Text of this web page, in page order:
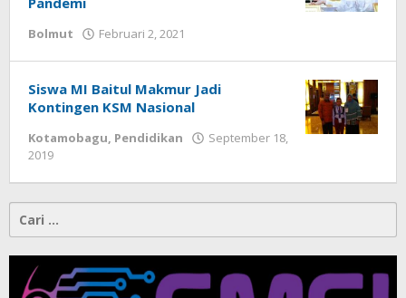
Bolmut Februari 2, 2021
Siswa MI Baitul Makmur Jadi
Kontingen KSM Nasional
Kotamobagu, Pendidikan
September 18,
2019
Cari
untuk: